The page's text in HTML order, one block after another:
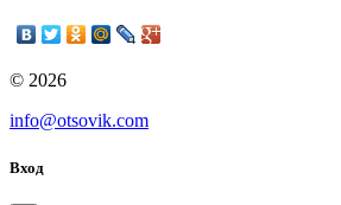
© 2026
info@otsovik.com
Вход